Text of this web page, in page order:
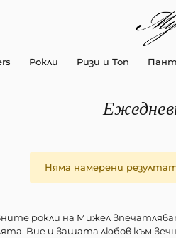
Рокли Ризи и Топ
Няма намерени
рокли на Мижел
Вие и вашата любов към